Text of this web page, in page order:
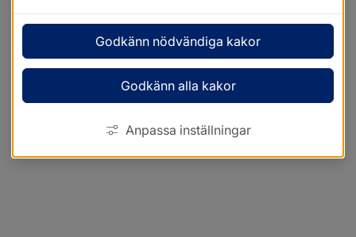
Godkänn nödvändiga kakor
Godkänn alla kakor
Anpassa inställningar